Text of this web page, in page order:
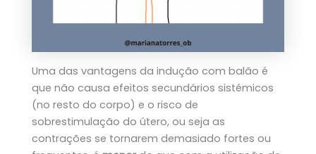
Uma das vantagens da indução com balão é
que não causa efeitos secundários sistémicos
(no resto do corpo) e o risco de
sobrestimulação do útero, ou seja as
contrações se tornarem demasiado fortes ou